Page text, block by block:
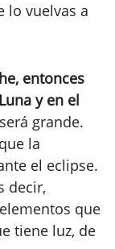
lo vuelvas a
entonces
y en el
grande.
la
el eclipse.
decir,
que
tiene luz, de